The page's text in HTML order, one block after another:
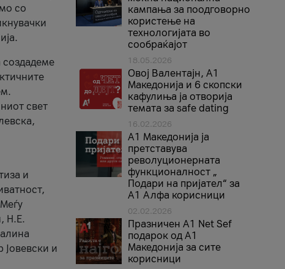
со
создадеме
свет
и
Н.Е.
и
кампања за поодговорно
користење на
технологијата во
сообраќајот
18.05.2026
Овој Валентајн, A1
Македонија и 6 скопски
кафулиња ја отворија
темата за safe dating
16.02.2026
А1 Македонија ја
претставува
револуционерната
функционалност „
Подари на пријател“ за
А1 Алфа корисници
02.02.2026
Празничен A1 Net Sеf
подарок од А1
Македонија за сите
корисници